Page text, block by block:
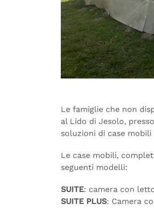
Le famiglie che non
al Lido di Jesolo,
soluzioni di case
Le case mobili,
seguenti modelli:
SUITE: camera con
SUITE PLUS: Camera